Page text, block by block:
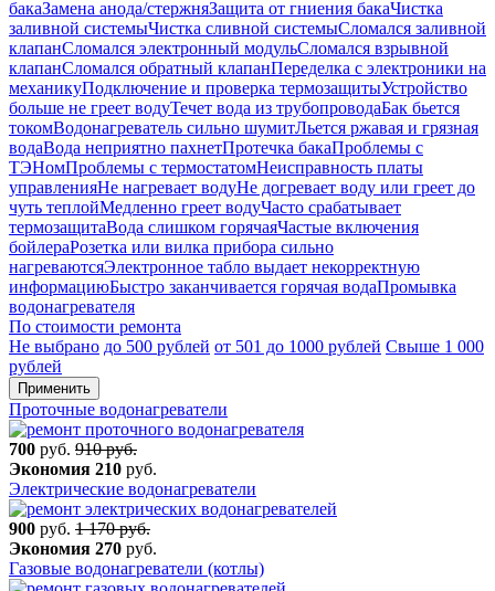
бакаЗамена анода/стержняЗащита от гниения бакаЧистка
заливной системыЧистка сливной системыСломался заливной
клапанСломался электронный модульСломался взрывной
клапанСломался обратный клапанПеределка с электроники на
механикуПодключение и проверка термозащитыУстройство
больше не греет водуТечет вода из трубопроводаБак бьется
токомВодонагреватель сильно шумитЛьется ржавая и грязная
водаВода неприятно пахнетПротечка бакаПроблемы с
ТЭНомПроблемы с термостатомНеисправность платы
управленияНе нагревает водуНе догревает воду или греет до
чуть теплойМедленно греет водуЧасто срабатывает
термозащитаВода слишком горячаяЧастые включения
бойлераРозетка или вилка прибора сильно
нагреваютсяЭлектронное табло выдает некорректную
информациюБыстро заканчивается горячая водаПромывка
водонагревателя
По стоимости ремонта
Не выбрано до 500 рублей от 501 до 1000 рублей Свыше 1 000
рублей
Применить
Проточные водонагреватели
700 руб. 910 руб.
Экономия 210 руб.
Электрические водонагреватели
900 руб. 1 170 руб.
Экономия 270 руб.
Газовые водонагреватели (котлы)